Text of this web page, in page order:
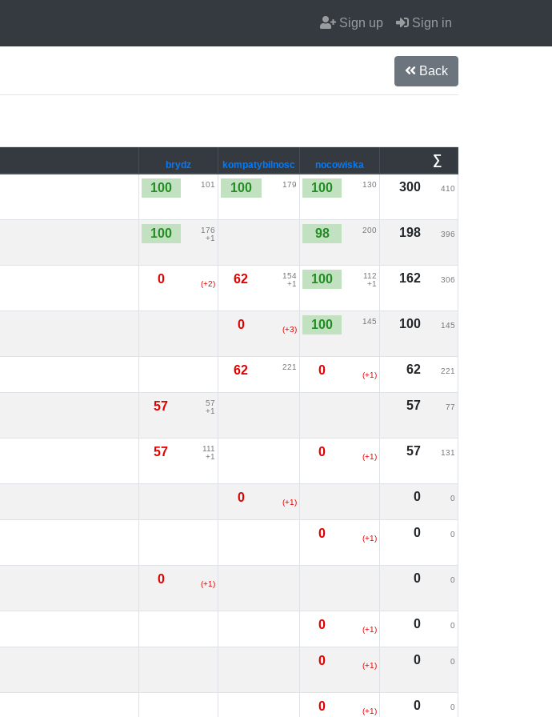
Sign up Sign in
Back
brydz kompatybilnosc nocowiska
∑
100 101 100 179 100 130 300 410
100
176
+1
98 200 198 396
0 (+2) 62
154
+1
100
112
+1
162 306
0 (+3) 100 145 100 145
62 221 0 (+1) 62 221
57
57
+1
57 77
57
111
+1
0 (+1) 57 131
0 (+1) 0 0
0 (+1) 0 0
0 (+1) 0 0
0 (+1) 0 0
0 (+1) 0 0
0 (+1) 0 0